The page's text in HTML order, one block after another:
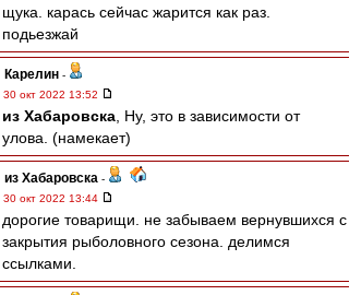
щука. карась сейчас жарится как раз.
подьезжай
Карелин -
30 окт 2022 13:52
из Хабаровска , Ну, это в зависимости от
улова. (намекает)
из Хабаровска -
30 окт 2022 13:44
дорогие товарищи. не забываем вернувшихся с
закрытия рыболовного сезона. делимся
ссылками.